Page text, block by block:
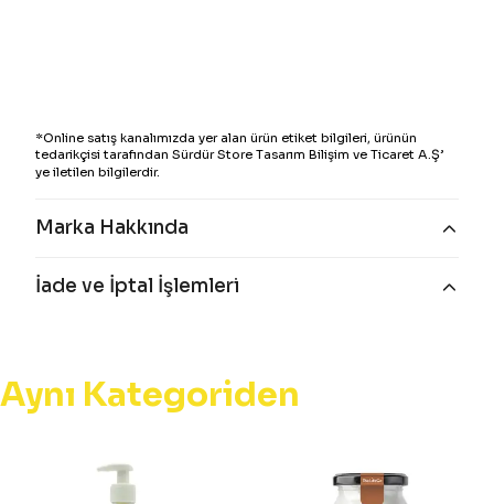
*Online satış kanalımızda yer alan ürün etiket bilgileri, ürünün
tedarikçisi tarafından Sürdür Store Tasarım Bilişim ve Ticaret A.Ş’
ye iletilen bilgilerdir.
Marka Hakkında
İade ve İptal İşlemleri
Aynı Kategoriden